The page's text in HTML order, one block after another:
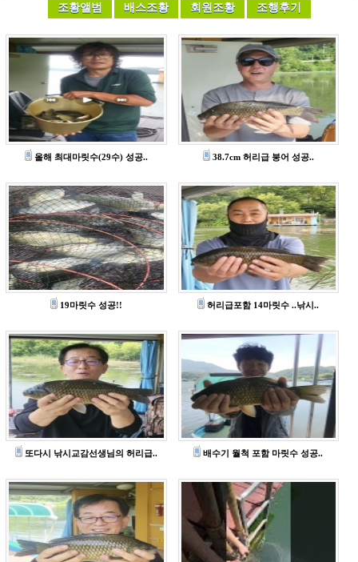
올해 최대마릿수(29수) 성공.. 38.7cm 허리급 붕어 성공..
19마릿수 성공!! 허리급포함 14마릿수 ..낚시..
또다시 낚시교감선생님의 허리급.. 배수기 월척 포함 마릿수 성공..